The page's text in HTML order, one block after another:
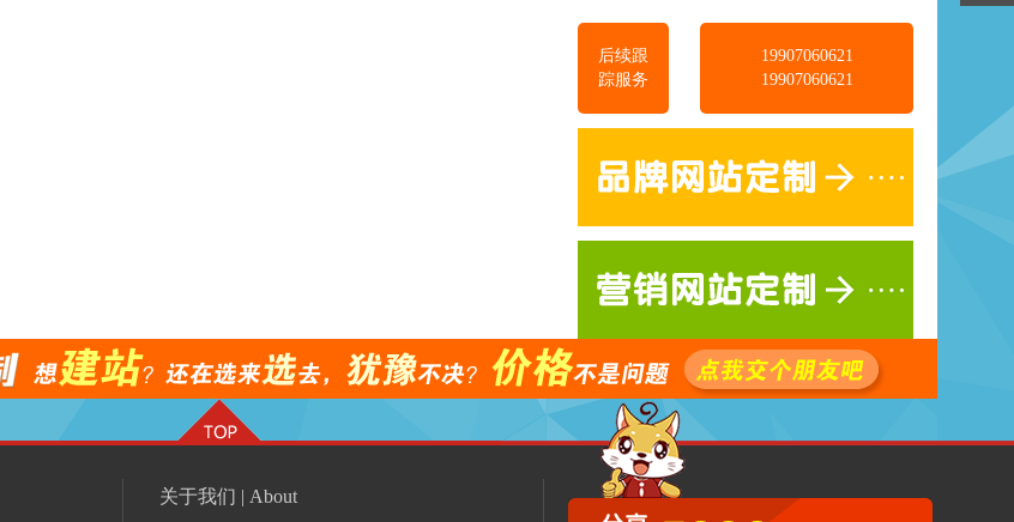
后续跟
踪服务
19907060621
19907060621
关于我们 | About